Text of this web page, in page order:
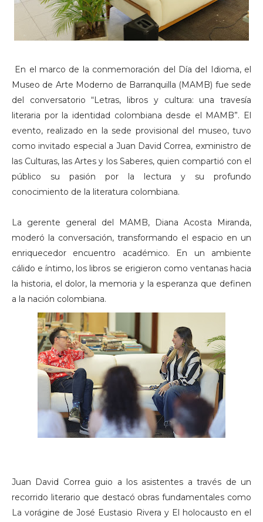
En el marco de la conmemoración del Día del Idioma, el
Museo de Arte Moderno de Barranquilla (MAMB) fue sede
del conversatorio “Letras, libros y cultura: una travesía
literaria por la identidad colombiana desde el MAMB”. El
evento, realizado en la sede provisional del museo, tuvo
como invitado especial a Juan David Correa, exministro de
las Culturas, las Artes y los Saberes, quien compartió con el
público su pasión por la lectura y su profundo
conocimiento de la literatura colombiana.
La gerente general del MAMB, Diana Acosta Miranda,
moderó la conversación, transformando el espacio en un
enriquecedor encuentro académico. En un ambiente
cálido e íntimo, los libros se erigieron como ventanas hacia
la historia, el dolor, la memoria y la esperanza que definen
a la nación colombiana.
Juan David Correa guio a los asistentes a través de un
recorrido literario que destacó obras fundamentales como
La vorágine de José Eustasio Rivera y El holocausto en el